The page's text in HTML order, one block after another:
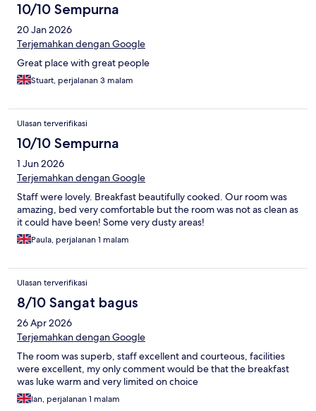
10/10 Sempurna
20 Jan 2026
Terjemahkan dengan Google
Great place with great people
Stuart, perjalanan 3 malam
Ulasan terverifikasi
10/10 Sempurna
1 Jun 2026
Terjemahkan dengan Google
Staff were lovely. Breakfast beautifully cooked. Our room was
amazing, bed very comfortable but the room was not as clean as
it could have been! Some very dusty areas!
Paula, perjalanan 1 malam
Ulasan terverifikasi
8/10 Sangat bagus
26 Apr 2026
Terjemahkan dengan Google
The room was superb, staff excellent and courteous, facilities
were excellent, my only comment would be that the breakfast
was luke warm and very limited on choice
Ian, perjalanan 1 malam